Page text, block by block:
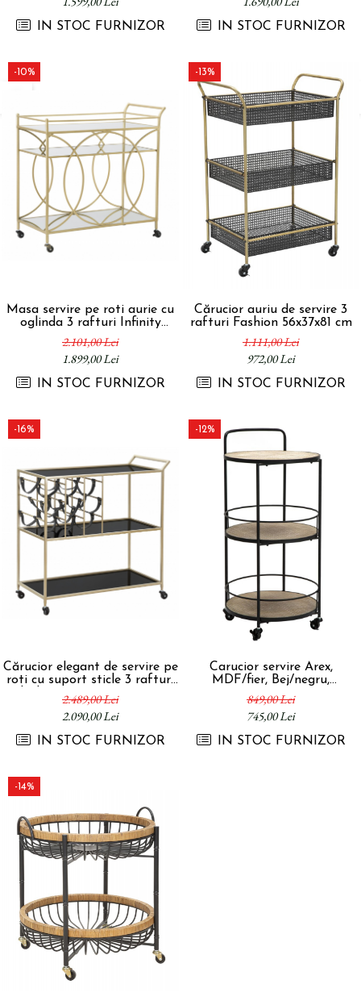
IN STOC FURNIZOR IN STOC FURNIZOR
-10%
Masa servire pe roti aurie cu
oglinda 3 rafturi Infinity
80x40x80 cm
2.101,00 Lei
1.899,00 Lei
IN STOC FURNIZOR
-13%
Cărucior auriu de servire 3
rafturi Fashion 56x37x81 cm
1.111,00 Lei
972,00 Lei
IN STOC FURNIZOR
-16%
Cărucior elegant de servire pe
roti cu suport sticle 3 rafturi
Black String 79x39,5x82 cm
2.489,00 Lei
2.090,00 Lei
IN STOC FURNIZOR
-12%
Carucior servire Arex,
MDF/fier, Bej/negru,
40x41x82cm
849,00 Lei
745,00 Lei
IN STOC FURNIZOR
-14%